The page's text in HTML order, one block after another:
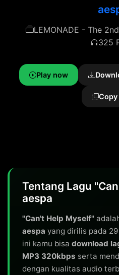
LEMONADE - The
325
Play now
Copy
Tentang Lagu
aespa
"Can't Help Myself"
aespa yang dirilis pada
ini kamu bisa download
MP3 320kbps serta
dengan kualitas audio